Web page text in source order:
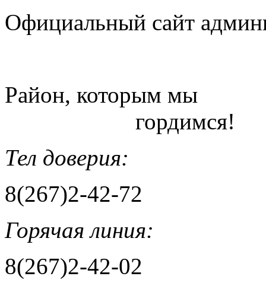
Официальный сайт
Район, которым мы
гордимся!
Тел доверия:
8(267)2-42-72
Горячая линия:
8(267)2-42-02